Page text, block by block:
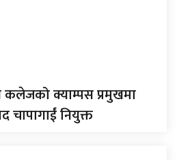
क्याम्पस प्रमुखमा
चापागाईं नियुक्त